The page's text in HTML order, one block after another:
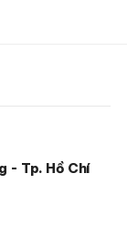
- Tp. Hồ Chí